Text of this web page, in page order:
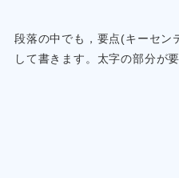
段落の中でも，要点(キーセ
して書きます。太字の部分が